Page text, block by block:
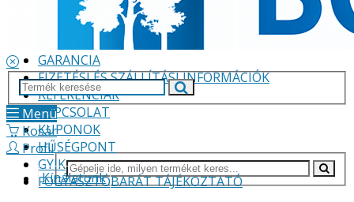
VÁLLALKOZÁS BEMUTATÁSA
GARANCIA
FIZETÉSI ÉS SZÁLLÍTÁSI INFORMÁCIÓK
REFERENCIÁK
KAPCSOLAT
KUPONOK
HŰSÉGPONT
GYIK
FOGYASZTÓBARÁT TÁJÉKOZTATÓ
Menü
Kosár
Profil
Kínálatunk